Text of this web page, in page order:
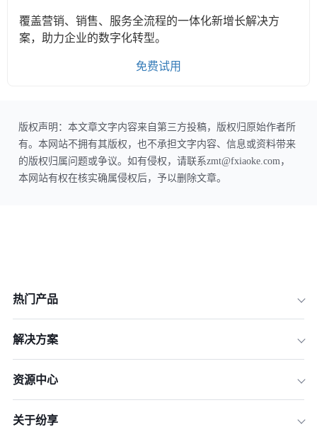
覆盖营销、销售、服务全流程的一体化新增长解决方
案，助力企业的数字化转型。
免费试用
版权声明：本文章文字内容来自第三方投稿，版权归原始作者所
有。本网站不拥有其版权，也不承担文字内容、信息或资料带来
的版权归属问题或争议。如有侵权，请联系zmt@fxiaoke.com，
本网站有权在核实确属侵权后，予以删除文章。
热门产品
解决方案
资源中心
关于纷享